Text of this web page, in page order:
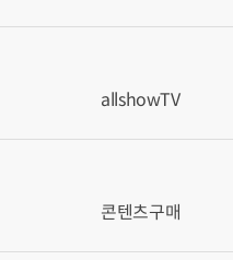
allshowTV
콘텐츠구매